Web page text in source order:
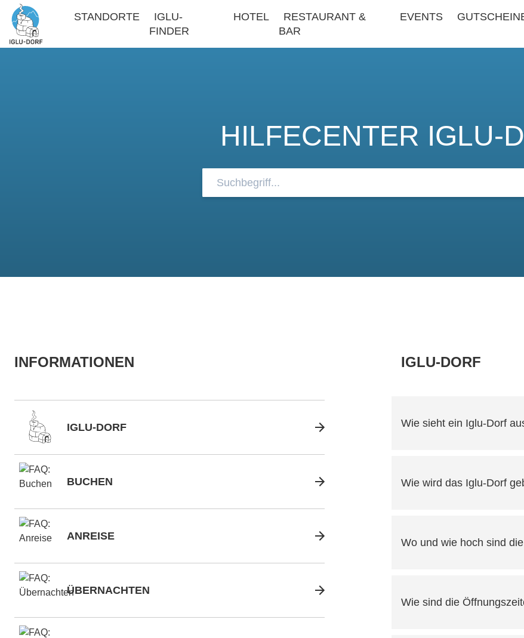
STANDORTE
IGLU-
FINDER
HOTEL
RESTAURANT &
BAR
EVENTS
HILFECENTER IGLU-
INFORMATIONEN
IGLU-DORF
BUCHEN
ANREISE
ÜBERNACHTEN
IGLU-DORF
Wie sieht ein Iglu-Dorf
Wie wird das Iglu-Dorf
Wo und wie hoch sind
Wie sind die